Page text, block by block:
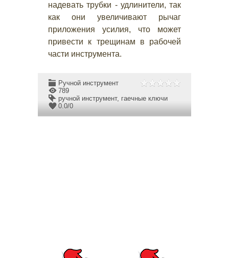
надевать трубки - удлинители, так
как они увеличивают рычаг
приложения усилия, что может
привести к трещинам в рабочей
части инструмента.
Ручной инструмент
789
ручной инструмент, гаечные ключи
0.0/0